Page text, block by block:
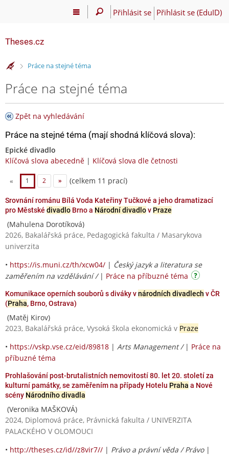
Přihlásit se Přihlásit se (EduID)
Theses.cz
>Práce na stejné téma
Práce na stejné téma
Zpět na vyhledávání
Práce na stejné téma (mají shodná klíčová slova):
Epické divadlo
Klíčová slova abecedně | Klíčová slova dle četnosti
« 1 2 » (celkem 11 prací)
Srovnání románu Bílá Voda Kateřiny Tučkové a jeho dramatizací
pro Městské divadlo Brno a Národní divadlov Praze
(Mahulena Dorotíková)
2026, Bakalářská práce, Pedagogická fakulta / Masarykova
univerzita
• https://is.muni.cz/th/xcw04/ | Český jazyk a literatura se
zaměřením na vzdělávání / | Práce na příbuzné téma
Komunikace operních souborů s diváky vnárodních divadlech v ČR
(Praha, Brno, Ostrava)
(Matěj Kirov)
2023, Bakalářská práce, Vysoká škola ekonomická v Praze
• https://vskp.vse.cz/eid/89818 | Arts Management / | Práce na
příbuzné téma
Prohlašování post-brutalistních nemovitostí 80. let 20. století za
kulturní památky, se zaměřením na případy Hotelu Praha a Nové
scény Národního divadla
(Veronika MAŠKOVÁ)
2024, Diplomová práce, Právnická fakulta / UNIVERZITA
PALACKÉHO V OLOMOUCI
• http://theses.cz/id//z8vir7// | Právo a právní věda / Právo|